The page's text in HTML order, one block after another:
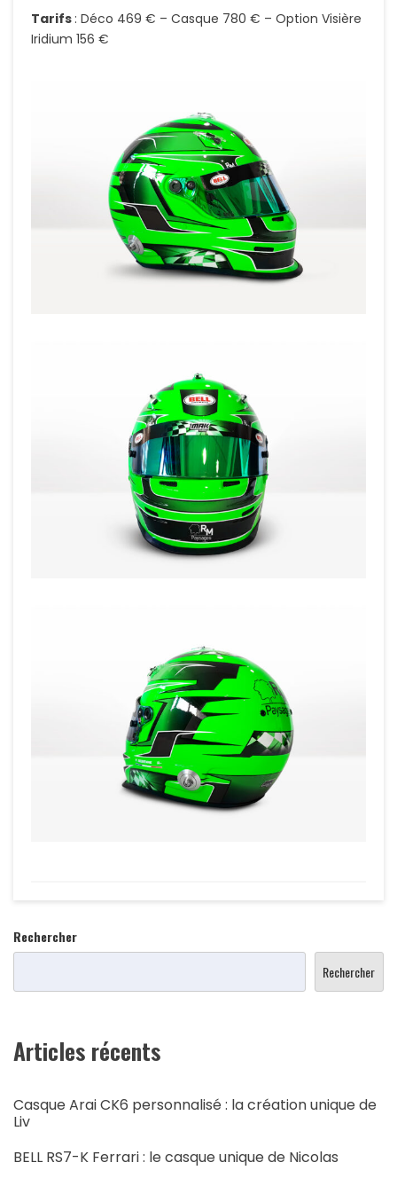
Tarifs : Déco 469 € – Casque 780 € – Option Visière
Iridium 156 €
Rechercher
Rechercher
Articles récents
Casque Arai CK6 personnalisé : la création unique de
Liv
BELL RS7-K Ferrari : le casque unique de Nicolas